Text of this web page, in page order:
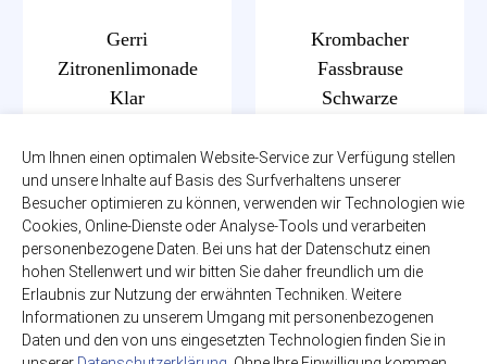
Gerri
Zitronenlimonade
Klar
zzgl. 3,30€ Pfand
PET-MEHRWEG
12,99€
(1,08€ / Liter)
Krombacher
Fassbrause
Schwarze
6 x 0,33l
zzgl. 0,48€ Pfand
Glas-MEHRWEG
6,09€
(3,08€ / Liter)
Um Ihnen einen optimalen Website-Service zur Verfügung stellen
und unsere Inhalte auf Basis des Surfverhaltens unserer
Besucher optimieren zu können, verwenden wir Technologien wie
Cookies, Online-Dienste oder Analyse-Tools und verarbeiten
personenbezogene Daten. Bei uns hat der Datenschutz einen
hohen Stellenwert und wir bitten Sie daher freundlich um die
Erlaubnis zur Nutzung der erwähnten Techniken. Weitere
Informationen zu unserem Umgang mit personenbezogenen
Daten und den von uns eingesetzten Technologien finden Sie in